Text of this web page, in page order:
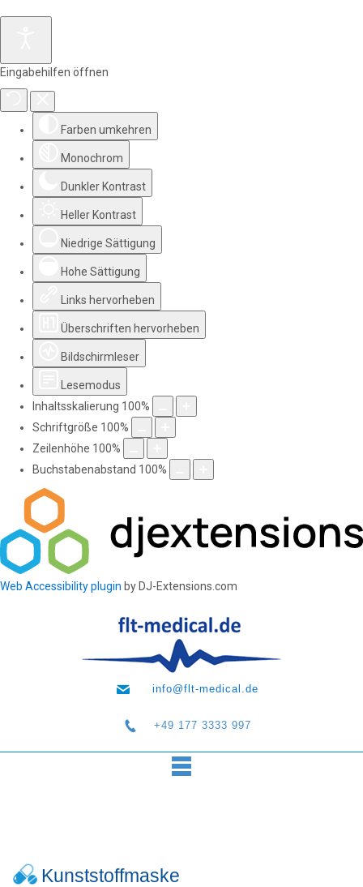
Eingabehilfen öffnen
Farben umkehren
Monochrom
Dunkler Kontrast
Heller Kontrast
Niedrige Sättigung
Hohe Sättigung
Links hervorheben
Überschriften hervorheben
Bildschirmleser
Lesemodus
Inhaltsskalierung 100%
Schriftgröße 100%
Zeilenhöhe 100%
Buchstabenabstand 100%
Web Accessibility plugin by DJ-Extensions.com
info@flt-medical.de
+49 177 3333 997
Kunststoffmaske